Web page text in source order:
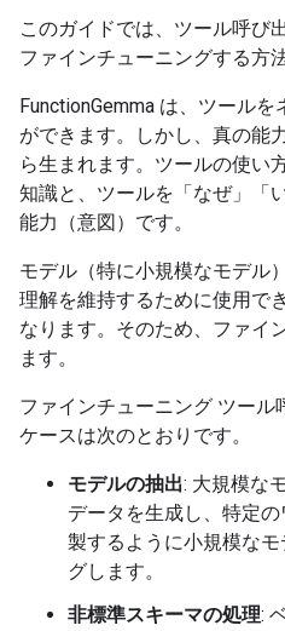
このガイドでは、ツール呼び
ファインチューニングする方
FunctionGemma は、ツール
ができます。しかし、真の能
ら生まれます。ツールの使い
知識と、ツールを「なぜ」「
能力（意図）です。
モデル（特に小規模なモデル
理解を維持するために使用で
なります。そのため、ファイ
ます。
ファインチューニング ツール
ケースは次のとおりです。
モデルの抽出: 大規模な
データを生成し、特定
製するように小規模な
グします。
非標準スキーマの処理: